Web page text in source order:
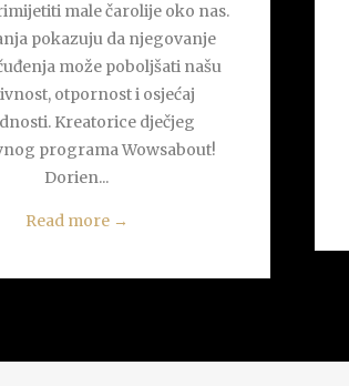
male čarolije oko nas.
pokazuju da njegovanje
može poboljšati našu
otpornost i osjećaj
Kreatorice dječjeg
programa Wowsabout!
Dorien...
Read more →